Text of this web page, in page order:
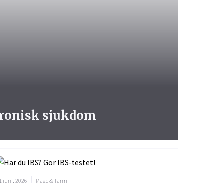
sjukdom
juni, 2026 Mage & Tarm